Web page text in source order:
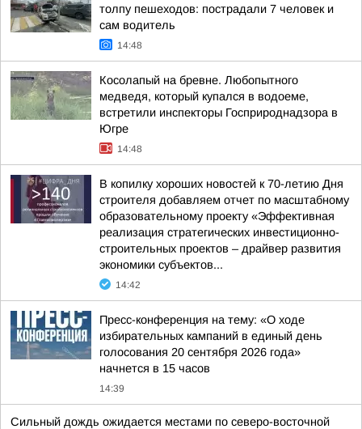
толпу пешеходов: пострадали 7 человек и
сам водитель
14:48
Косолапый на бревне. Любопытного
медведя, который купался в водоеме,
встретили инспекторы Госприроднадзора в
Югре
14:48
В копилку хороших новостей к 70-летию Дня
строителя добавляем отчет по масштабному
образовательному проекту «Эффективная
реализация стратегических инвестиционно-
строительных проектов – драйвер развития
экономики субъектов...
14:42
Пресс-конференция на тему: «О ходе
избирательных кампаний в единый день
голосования 20 сентября 2026 года»
начнется в 15 часов
14:39
Сильный дождь ожидается местами по северо-восточной